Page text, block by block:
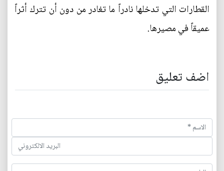
القطارات التي تدخلها نادراً ما تغادر من دون أن تترك أثراً
عميقاً في مصيرها.
اضف تعليق